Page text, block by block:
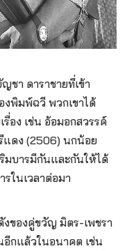
ชา ดาราชายที่เข้า
งพิมพ์ฉวี พวกเขาได้
อง เช่น อ้อมอกสวรรค์
ดง (2506) นกน้อย
มบารมีกันและกันให้ได้
รในเวลาต่อมา
งของคู่ขวัญ มิตร-เพชรา
กแล้วในอนาคต เช่น